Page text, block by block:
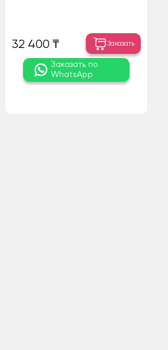
32 400 ₸ Заказать
Заказать по
WhatsApp